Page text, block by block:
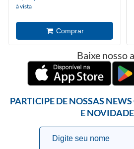
à vista
Baixe nosso
PARTICIPE DE NOSSAS
E